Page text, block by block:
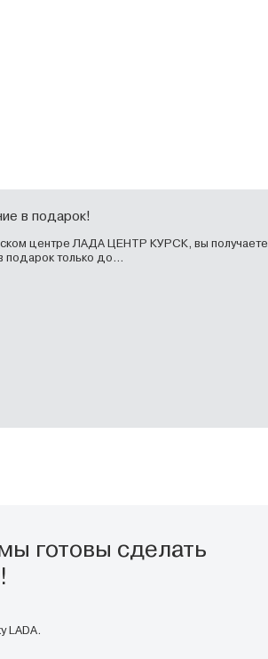
в подарок!
центре ЛАДА ЦЕНТР КУРСК, вы получаете
подарок только до...
готовы сделать
LADA.